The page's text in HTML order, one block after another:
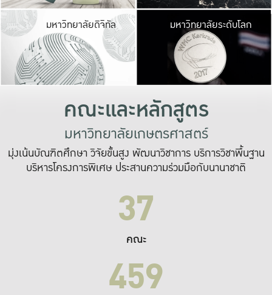
มหาวิทยาลัยดิจิทัล มหาวิ
เปลี่ยนแปลง แล
เพื่อทำง
ระบบสารสนเทศ
มหาวิทยาลัยระดับโลก
คณะและหลักสูตร
มหาวิทยาลัยเกษตรศาสตร์
มุ่งเน้นบัณฑิตศึกษา วิจัยขั้นสูง พัฒนาวิชาการ บริการวิชาพื้นฐาน
บริหารโครงการพิเศษ ประสานความร่วมมือกับนานาชาติ
37
คณะ
459